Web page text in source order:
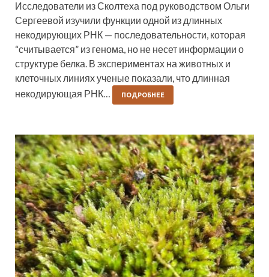
Исследователи из Сколтеха под руководством Ольги
Сергеевой изучили функции одной из длинных
некодирующих РНК — последовательности, которая
“считывается” из генома, но не несет информации о
структуре белка. В экспериментах на животных и
клеточных линиях ученые показали, что длинная
некодирующая РНК…
ПОДРОБНЕЕ